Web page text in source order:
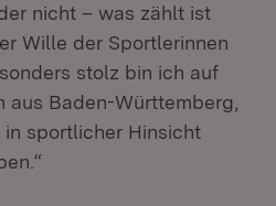
nicht – was zählt ist
Wille der Sportlerinnen
stolz bin ich auf
aus Baden-Württemberg,
sportlicher Hinsicht